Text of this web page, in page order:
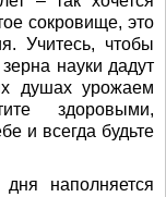
сокровище, это
Учитесь, чтобы
науки дадут
душах урожаем
здоровыми,
и всегда будьте
наполняется